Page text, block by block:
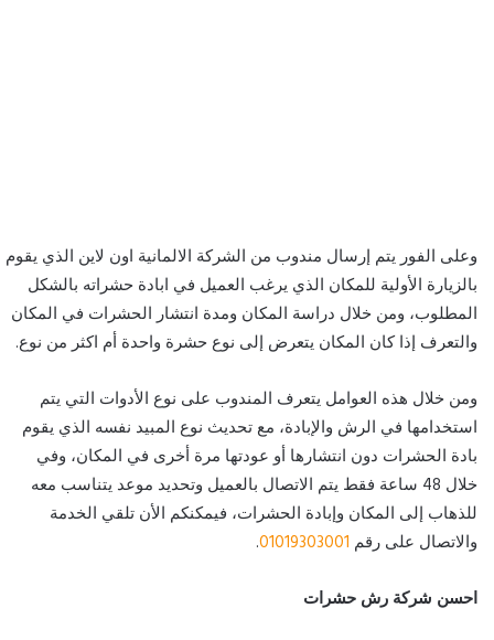
وعلى الفور يتم إرسال مندوب من الشركة الالمانية اون لاين الذي يقوم
بالزيارة الأولية للمكان الذي يرغب العميل في ابادة حشراته بالشكل
المطلوب، ومن خلال دراسة المكان ومدة انتشار الحشرات في المكان
والتعرف إذا كان المكان يتعرض إلى نوع حشرة واحدة أم اكثر من نوع.
ومن خلال هذه العوامل يتعرف المندوب على نوع الأدوات التي يتم
استخدامها في الرش والإبادة، مع تحديث نوع المبيد نفسه الذي يقوم
بادة الحشرات دون انتشارها أو عودتها مرة أخرى في المكان، وفي
خلال 48 ساعة فقط يتم الاتصال بالعميل وتحديد موعد يتناسب معه
للذهاب إلى المكان وإبادة الحشرات، فيمكنكم الأن تلقي الخدمة
والاتصال على رقم 01019303001
.
احسن شركة رش حشرات